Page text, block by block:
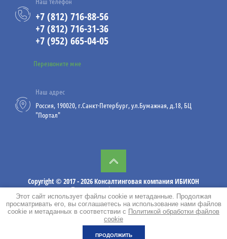
23
Работы на высоте и за бортом
предлагает Вашему
вниманию практические
рекомендации по
02
Наш телефон
+7 (812) 716-88-56
+7 (812) 716-31-36
+7 (952) 665-04-05
Перезвоните мне
Наш адрес
Россия, 190020, г.Санкт-Петербург, ул.Бумажная, д.18, БЦ
"Портал"
Copyright © 2017 - 2026 Консалтинговая компания ИБИКОН
Политика конфиденциальности
Этот сайт использует файлы cookie и метаданные. Продолжая
просматривать его, вы соглашаетесь на использование нами файлов
cookie и метаданных в соответствии с Политикой обработки файлов
cookie
ПРОДОЛЖИТЬ